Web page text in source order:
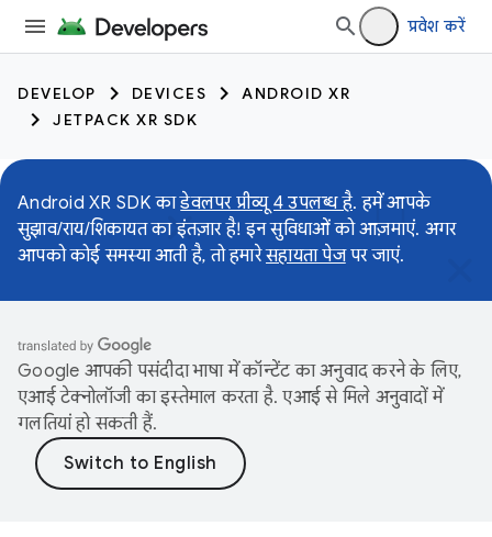
प्रवेश करें
DEVELOP DEVICES
ANDROID XR
JETPACK XR SDK
Android XR SDK काडेवलपर प्रीव्यू 4 उपलब्ध है. हमें आपके
सुझाव/राय/शिकायत का इंतज़ार है! इन सुविधाओं को आज़माएं. अगर
आपको कोई समस्या आती है, तो हमारेसहायता पेजपर जाएं.
Google आपकी पसंदीदा भाषा में कॉन्टेंट का अनुवाद करने के लिए,
एआई टेक्नोलॉजी का इस्तेमाल करता है. एआई से मिले अनुवादों में
गलतियां हो सकती हैं.